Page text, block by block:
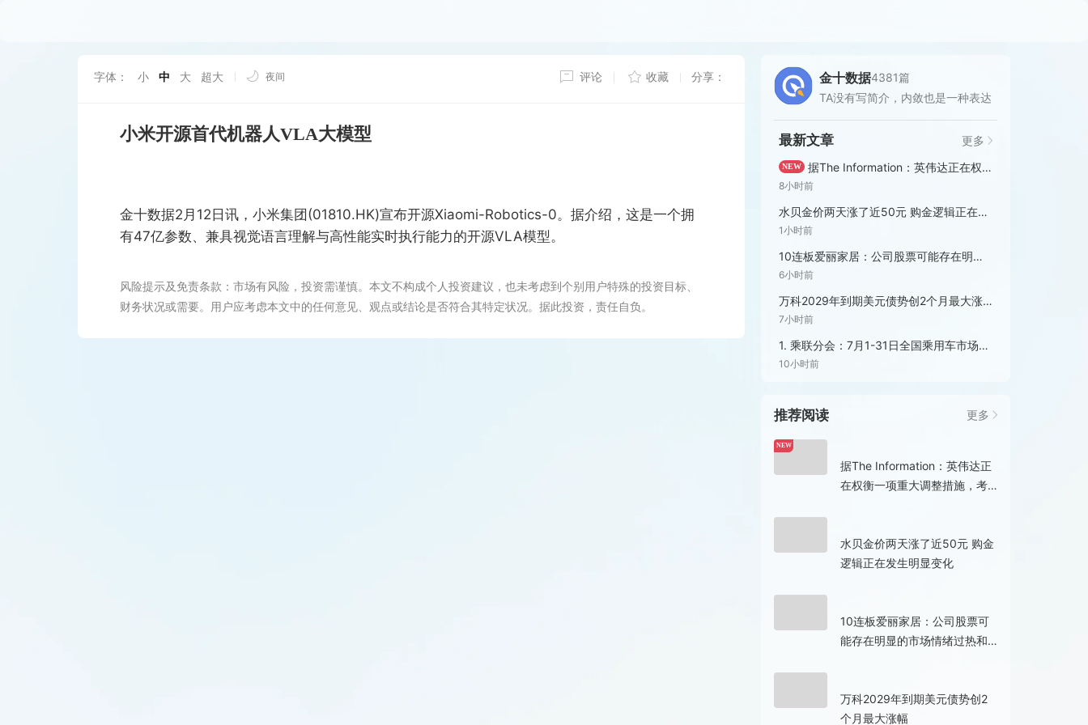
字体： 小 中 大 超大 夜间 评论 收藏 分享：
小米开源首代机器人VLA大模型
金十数据2月12日讯，小米集团(01810.HK)宣布开源Xiaomi-Robotics-0。据介绍，这是一个拥
有47亿参数、兼具视觉语言理解与高性能实时执行能力的开源VLA模型。
风险提示及免责条款：市场有风险，投资需谨慎。本文不构成个人投资建议，也未考虑到个别用户特殊的投资目标、
财务状况或需要。用户应考虑本文中的任何意见、观点或结论是否符合其特定状况。据此投资，责任自负。
金十数据4381篇
TA没有写简介，内敛也是一种表达
最新文章 更多
NEW 据The Information：英伟达正在权衡一项重大调整措施，考虑为Rubin Ultra GPU采用更少的高带宽内存，以应对先进高带宽内存芯片短缺问题。
8小时前
水贝金价两天涨了近50元 购金逻辑正在发生明显变化
1小时前
10连板爱丽家居：公司股票可能存在明显的市场情绪过热和非理性炒作 可能再次申请停牌核查
6小时前
万科2029年到期美元债势创2个月最大涨幅
7小时前
1. 乘联分会：7月1-31日全国乘用车市场零售150.6万辆，同比去年同期下降18%。2. 乘联分
10小时前
推荐阅读 更多
NEW
据The Information：英伟达正
在权衡一项重大调整措施，考
带宽内存芯片短缺问题。
水贝金价两天涨了近50元 购金
逻辑正在发生明显变化
10连板爱丽家居：公司股票可
能存在明显的市场情绪过热和
万科2029年到期美元债势创2
个月最大涨幅